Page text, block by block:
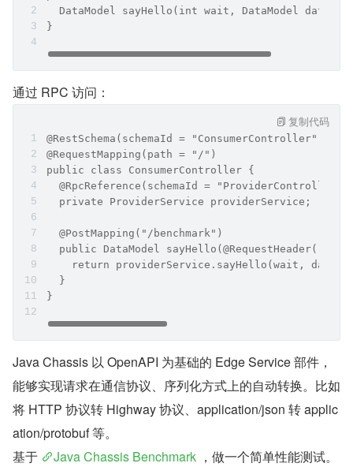
DataModel sayHello(int wait, DataModel
}
通过 RPC 访问：
@RestSchema(schemaId = "ConsumerController")
@RequestMapping(path = "/")
public class ConsumerController {
@RpcReference(schemaId =
  private ProviderService providerService;
  @PostMapping("/benchmark")
public DataModel
return providerService.sayHello(wait,
  }
}
复制代码
Java Chassis 以 OpenAPI 为基础的 Edge Service 部件，
能够实现请求在通信协议、序列化方式上的自动转换。比如
将 HTTP 协议转 Highway 协议、application/json 转 applic
ation/protobuf 等。
基于
Java Chassis Benchmark ，做一个简单性能测试。